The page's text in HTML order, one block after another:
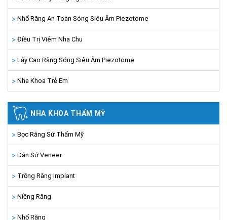
Nhổ Răng An Toàn Sóng Siêu Âm Piezotome
Điều Trị Viêm Nha Chu
Lấy Cao Răng Sóng Siêu Âm Piezotome
Nha Khoa Trẻ Em
NHA KHOA THẨM MỸ
Bọc Răng Sứ Thẩm Mỹ
Dán Sứ Veneer
Trồng Răng Implant
Niềng Răng
Nhổ Răng